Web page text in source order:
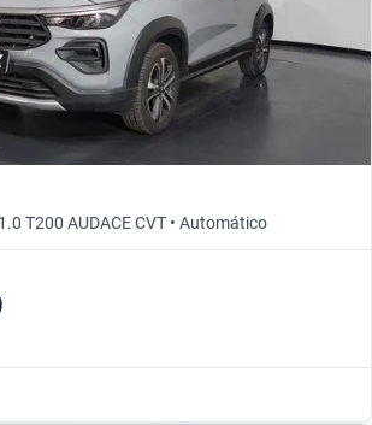
T200 AUDACE CVT • Automático